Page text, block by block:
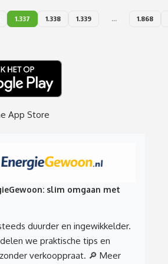
1.337 1.338 1.339 … 1.868
slim omgaan met
duurder en ingewikkelder.
we praktische tips en
verkooppraat. 🔎 Meer